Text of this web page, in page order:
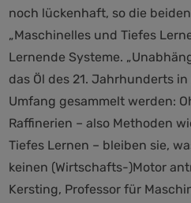
noch lückenhaft, so die
„Maschinelles und Tiefes
Lernende Systeme.
das Öl des 21. Jahrhunderts
Umfang gesammelt werden:
Raffinerien – also Methoden
Tiefes Lernen – bleiben sie,
keinen (Wirtschafts-)Motor
Kersting, Professor für